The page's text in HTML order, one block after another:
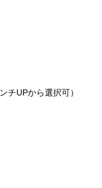
チUPから選択可）